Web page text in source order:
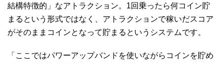
結構特徴的」なアトラクション。1回乗ったら何コイン貯
まるという形式ではなく、アトラクションで稼いだスコア
がそのままコインとなって貯まるというシステムです。
「ここではパワーアップバンドを使いながらコインを貯め